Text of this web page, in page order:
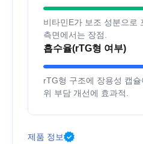
비타민E가 보조 성분으로
측면에서는 장점.
흡수율(rTG형 여부)
rTG형 구조에 장용성 캡
위 부담 개선에 효과적.
제품 정보